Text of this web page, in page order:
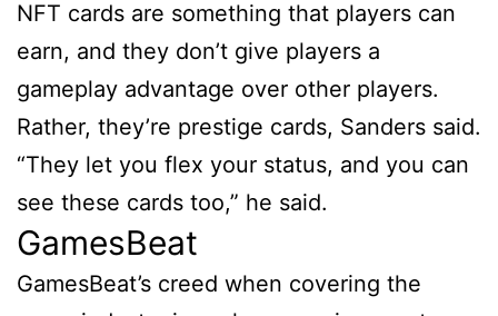
NFT cards are something that players can
earn, and they don’t give players a
gameplay advantage over other players.
Rather, they’re prestige cards, Sanders said.
“They let you flex your status, and you can
see these cards too,” he said.
GamesBeat
GamesBeat’s creed when covering the